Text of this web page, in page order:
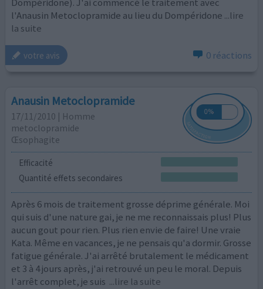
l'Anausin Metoclopramide au lieu du Dompéridone ...lire
la suite
votre avis 0 réactions
Anausin Metoclopramide
17/11/2010 | Homme
metoclopramide
Œsophagite
Efficacité
Quantité effets secondaires
Après 6 mois de traitement grosse déprime générale. Moi
qui suis d'une nature gai, je ne me reconnaissais plus! Plus
aucun gout pour rien. Plus rien envie de faire! Une vraie
Kata. Même en vacances, je ne pensais qu'a dormir. Grosse
fatigue générale. J'ai arrêté brutalement le médicament
et 3 à 4 jours après, j'ai retrouvé un peu le moral. Depuis
l'arrêt complet, je suis ...lire la suite